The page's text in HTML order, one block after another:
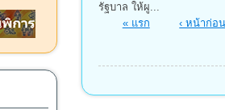
รัฐบาล ให้ผู...
หน้า
« แรก ‹ หน้าก่อ